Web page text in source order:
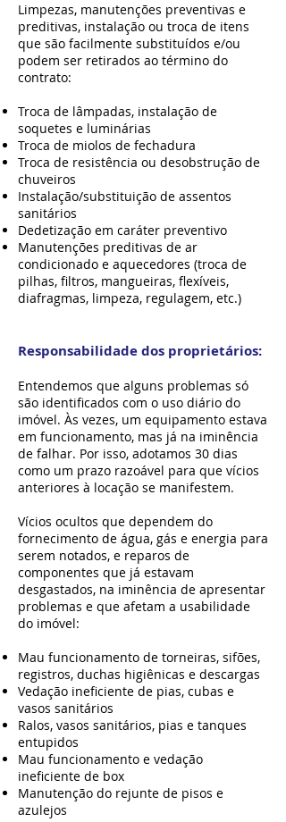
Limpezas, manutenções preventivas e
preditivas, instalação ou troca de itens
que são facilmente substituídos e/ou
podem ser retirados ao término do
contrato:
Troca de lâmpadas, instalação de
soquetes e luminárias
Troca de miolos de fechadura
Troca de resistência ou desobstrução de
chuveiros
Instalação/substituição de assentos
sanitários
Dedetização em caráter preventivo
Manutenções preditivas de ar
condicionado e aquecedores (troca de
pilhas, filtros, mangueiras, flexíveis,
diafragmas, limpeza, regulagem, etc.)
Responsabilidade dos proprietários:
Entendemos que alguns problemas só
são identificados com o uso diário do
imóvel. Às vezes, um equipamento estava
em funcionamento, mas já na iminência
de falhar. Por isso, adotamos 30 dias
como um prazo razoável para que vícios
anteriores à locação se manifestem.
Vícios ocultos que dependem do
fornecimento de água, gás e energia para
serem notados, e reparos de
componentes que já estavam
desgastados, na iminência de apresentar
problemas e que afetam a usabilidade
do imóvel:
Mau funcionamento de torneiras, sifões,
registros, duchas higiênicas e descargas
Vedação ineficiente de pias, cubas e
vasos sanitários
Ralos, vasos sanitários, pias e tanques
entupidos
Mau funcionamento e vedação
ineficiente de box
Manutenção do rejunte de pisos e
azulejos